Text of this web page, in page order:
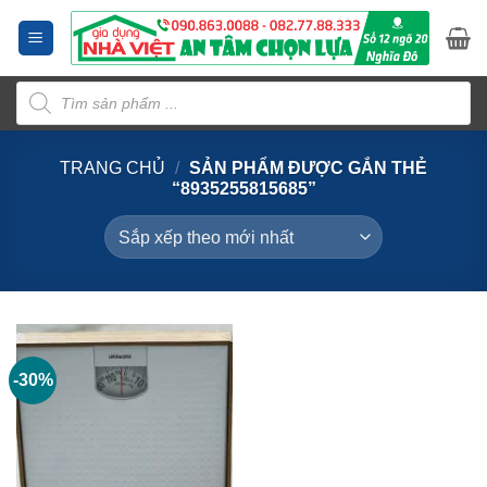
dung
Tìm
kiếm
sản
phẩm
TRANG CHỦ / SẢN PHẨM ĐƯỢC GẮN THẺ
“8935255815685”
-30%